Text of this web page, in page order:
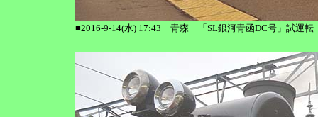
■2016-9-14(水) 17:43 青森 「SL銀河青函DC号」試運